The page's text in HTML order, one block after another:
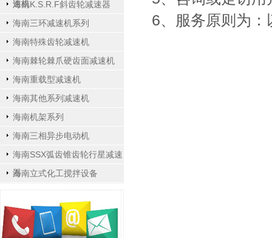
速机
海南K.S.R.F斜齿轮减速器
海南三环减速机系列
海南特殊齿轮减速机
海南棘轮棘爪硬齿面减速机
海南重载型减速机
海南其他系列减速机
海南机架系列
海南三相异步电动机
海南SSX弧齿锥齿轮行星减速
器
海南立式化工搅拌设备
6、服务原则为